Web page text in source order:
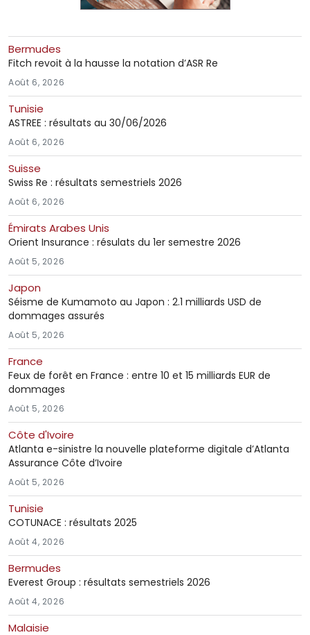
Bermudes
Fitch revoit à la hausse la notation d’ASR Re
Août 6, 2026
Tunisie
ASTREE : résultats au 30/06/2026
Août 6, 2026
Suisse
Swiss Re : résultats semestriels 2026
Août 6, 2026
Émirats Arabes Unis
Orient Insurance : résulats du 1er semestre 2026
Août 5, 2026
Japon
Séisme de Kumamoto au Japon : 2.1 milliards USD de
dommages assurés
Août 5, 2026
France
Feux de forêt en France : entre 10 et 15 milliards EUR de
dommages
Août 5, 2026
Côte d'Ivoire
Atlanta e-sinistre la nouvelle plateforme digitale d’Atlanta
Assurance Côte d’Ivoire
Août 5, 2026
Tunisie
COTUNACE : résultats 2025
Août 4, 2026
Bermudes
Everest Group : résultats semestriels 2026
Août 4, 2026
Malaisie